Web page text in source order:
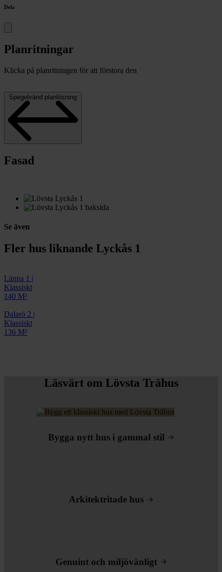
Dela
Planritningar
Klicka på planritningen för att förstora den
Spegelvänd planlösning
Fasad
Se även
Fler hus liknande Lyckås 1
Länna 1 |
Klassiskt
140 M²
Dalarö 2 |
Klassiskt
136 M²
Läsvärt om Lövsta Trähus
Bygga nytt hus i gammal stil
Arkitektritade hus
Genuint och miljövänligt